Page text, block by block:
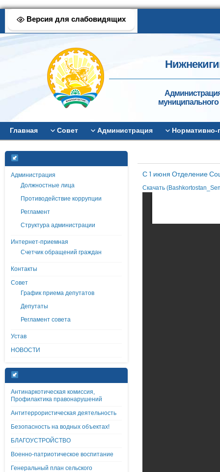
Версия для слабовидящих
муниципального
Главная Совет Администрация
Администрация
Должностные лица
Противодействие коррупции
Регламент
Структура администрации
Интернет-приемная
Счетчик обращений граждан
Контакты
Совет
График приема депутатов
Депутаты
Регламент совета
Устав
НОВОСТИ
Антинаркотическая комиссия,
Профилактика правонарушений
Антитеррористическая деятельность
Безопасность на водных объектах!
БЛАГОУСТРОЙСТВО
Военно-патриотическое воспитание
Генеральный план сельского
С 1 июня Отделение
Скачать